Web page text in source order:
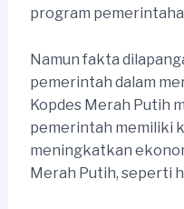
program
Namun fakta
pemerintah dalam
Kopdes Merah Putih
pemerintah memiliki
meningkatkan
Merah Putih, seperti